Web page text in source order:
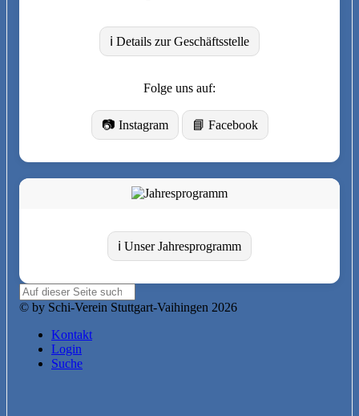
ℹ️ Details zur Geschäftsstelle
Folge uns auf:
📷 Instagram 📘 Facebook
ℹ️ Unser Jahresprogramm
© by Schi-Verein Stuttgart-Vaihingen 2026
Kontakt
Login
Suche